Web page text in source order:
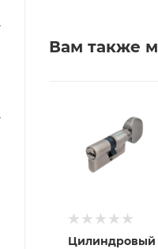
Конечная цена
наличие на
выставленного
Вам также
Цилиндровый